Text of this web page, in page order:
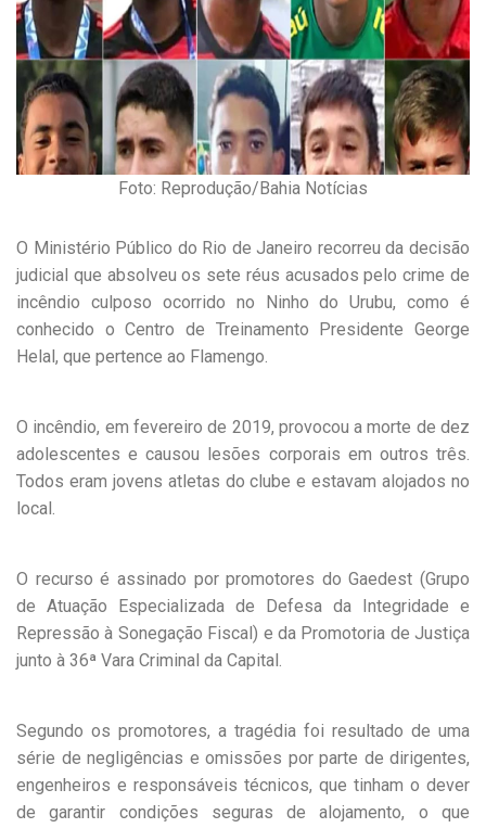
Foto: Reprodução/Bahia Notícias
O Ministério Público do Rio de Janeiro recorreu da decisão
judicial que absolveu os sete réus acusados pelo crime de
incêndio culposo ocorrido no Ninho do Urubu, como é
conhecido o Centro de Treinamento Presidente George
Helal, que pertence ao Flamengo.
O incêndio, em fevereiro de 2019, provocou a morte de dez
adolescentes e causou lesões corporais em outros três.
Todos eram jovens atletas do clube e estavam alojados no
local.
O recurso é assinado por promotores do Gaedest (Grupo
de Atuação Especializada de Defesa da Integridade e
Repressão à Sonegação Fiscal) e da Promotoria de Justiça
junto à 36ª Vara Criminal da Capital.
Segundo os promotores, a tragédia foi resultado de uma
série de negligências e omissões por parte de dirigentes,
engenheiros e responsáveis técnicos, que tinham o dever
de garantir condições seguras de alojamento, o que